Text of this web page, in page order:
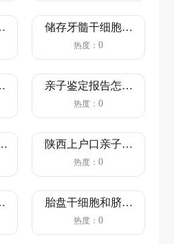
储存牙髓干细胞哪
家好？干细胞储存
热度： 0
亲子鉴定报告怎么
看？（看完就明白
热度： 0
陕西上户口亲子鉴
定流程（陕西上户
热度： 0
胎盘干细胞和脐带
血有必要保存吗
热度： 0